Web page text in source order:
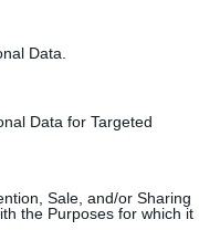
Data.
Data for Targeted
Sale, and/or Sharing
the Purposes for which it